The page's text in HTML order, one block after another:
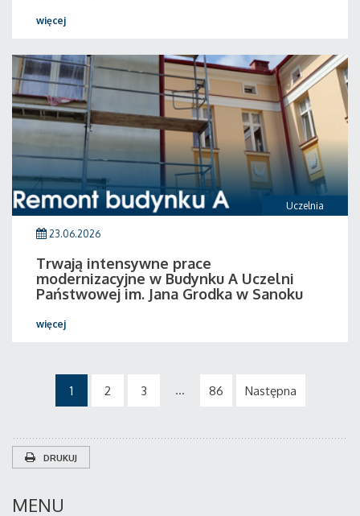
więcej
Uczelnia
23.06.2026
Trwają intensywne prace
modernizacyjne w Budynku A Uczelni
Państwowej im. Jana Grodka w Sanoku
więcej
1 2 3 ... 86 Następna
DRUKUJ
MENU